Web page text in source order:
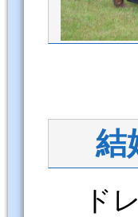
結
ドレ